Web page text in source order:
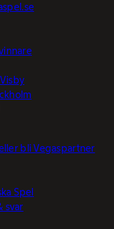
bli Vegaspartner
Spel
svar